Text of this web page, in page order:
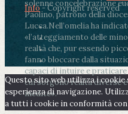
solenne concelebrazione
Paolino, patrono della
Lucca.Nell’omelia ha
«l’atteggiamento delle
realtà che, pur essendo
fanno bloccare dalla
capaci di intuire e
cui sorgono realtà diverse
inedite».
Info- Copyright reserved
Questo sito web utilizza i
esperienza di navigazione.
a tutti i cookie in conformità